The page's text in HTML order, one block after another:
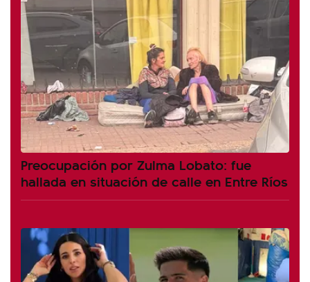
Preocupación por Zulma Lobato: fue
hallada en situación de calle en Entre Ríos